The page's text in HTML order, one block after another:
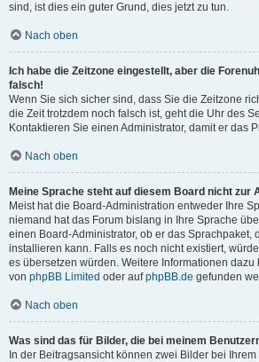
sind, ist dies ein guter Grund, dies jetzt zu tun.
Nach oben
Ich habe die Zeitzone eingestellt, aber die
falsch!
Wenn Sie sich sicher sind, dass Sie die Zeitzone
die Zeit trotzdem noch falsch ist, geht die Uhr des
Kontaktieren Sie einen Administrator, damit er das
Nach oben
Meine Sprache steht auf diesem Board nicht zur
Meist hat die Board-Administration entweder Ihre
niemand hat das Forum bislang in Ihre Sprache
einen Board-Administrator, ob er das Sprachpaket,
installieren kann. Falls es noch nicht existiert,
es übersetzen würden. Weitere Informationen dazu
von phpBB Limited oder aufphpBB.de gefunden
Nach oben
Was sind das für Bilder, die bei meinem
In der Beitragsansicht können zwei Bilder bei